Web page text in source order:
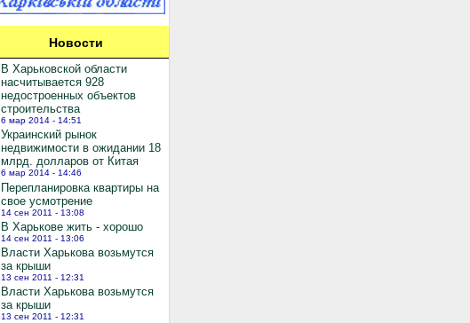
Новости
В Харьковской области
насчитывается 928
недостроенных объектов
строительства
6 мар 2014 - 14:51
Украинский рынок
недвижимости в ожидании 18
млрд. долларов от Китая
6 мар 2014 - 14:46
Перепланировка квартиры на
свое усмотрение
14 сен 2011 - 13:08
В Харькове жить - хорошо
14 сен 2011 - 13:06
Власти Харькова возьмутся
за крыши
13 сен 2011 - 12:31
Власти Харькова возьмутся
за крыши
13 сен 2011 - 12:31